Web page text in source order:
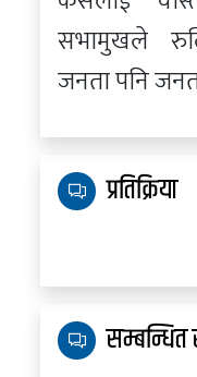
सभामुखले
जनता पनि
प्रतिक्रिया
सम्बन्धित